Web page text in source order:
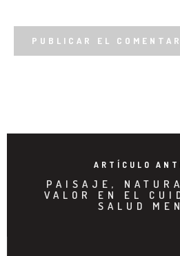
ARTÍCULO
PAISAJE,
VALOR EN EL
SALUD